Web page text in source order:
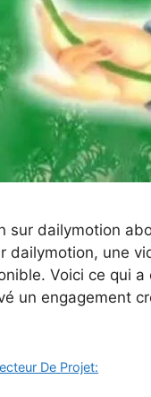
sur dailymotion
dailymotion, une
Voici ce qui
un engagement
De Projet: